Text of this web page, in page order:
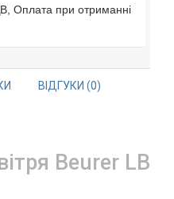
Оплата при отриманні
ВІДГУКИ (0)
Beurer LB